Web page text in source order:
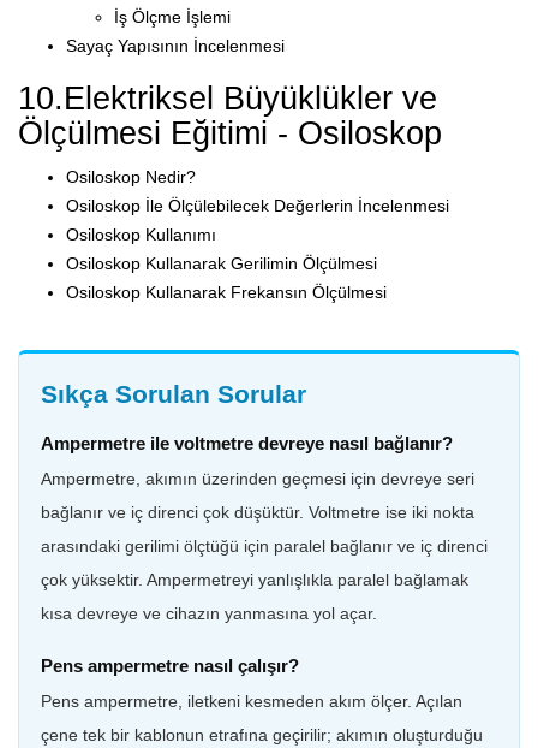
İş Ölçme İşlemi
Sayaç Yapısının İncelenmesi
10.Elektriksel Büyüklükler ve
Ölçülmesi Eğitimi - Osiloskop
Osiloskop Nedir?
Osiloskop İle Ölçülebilecek Değerlerin İncelenmesi
Osiloskop Kullanımı
Osiloskop Kullanarak Gerilimin Ölçülmesi
Osiloskop Kullanarak Frekansın Ölçülmesi
Sıkça Sorulan Sorular
Ampermetre ile voltmetre devreye nasıl bağlanır?
Ampermetre, akımın üzerinden geçmesi için devreye seri
bağlanır ve iç direnci çok düşüktür. Voltmetre ise iki nokta
arasındaki gerilimi ölçtüğü için paralel bağlanır ve iç direnci
çok yüksektir. Ampermetreyi yanlışlıkla paralel bağlamak
kısa devreye ve cihazın yanmasına yol açar.
Pens ampermetre nasıl çalışır?
Pens ampermetre, iletkeni kesmeden akım ölçer. Açılan
çene tek bir kablonun etrafına geçirilir; akımın oluşturduğu